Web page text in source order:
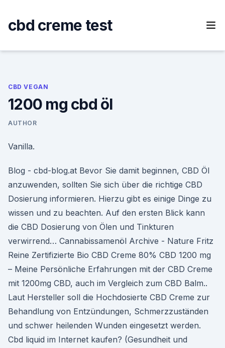
content
cbd creme test
CBD VEGAN
1200 mg cbd öl
AUTHOR
Vanilla.
Blog - cbd-blog.at Bevor Sie damit beginnen, CBD Öl
anzuwenden, sollten Sie sich über die richtige CBD
Dosierung informieren. Hierzu gibt es einige Dinge zu
wissen und zu beachten. Auf den ersten Blick kann
die CBD Dosierung von Ölen und Tinkturen
verwirrend… Cannabissamenöl Archive - Nature Fritz
Reine Zertifizierte Bio CBD Creme 80% CBD 1200 mg
– Meine Persönliche Erfahrungen mit der CBD Creme
mit 1200mg CBD, auch im Vergleich zum CBD Balm..
Laut Hersteller soll die Hochdosierte CBD Creme zur
Behandlung von Entzündungen, Schmerzzuständen
und schwer heilenden Wunden eingesetzt werden.
Cbd liquid im Internet kaufen? (Gesundheit und